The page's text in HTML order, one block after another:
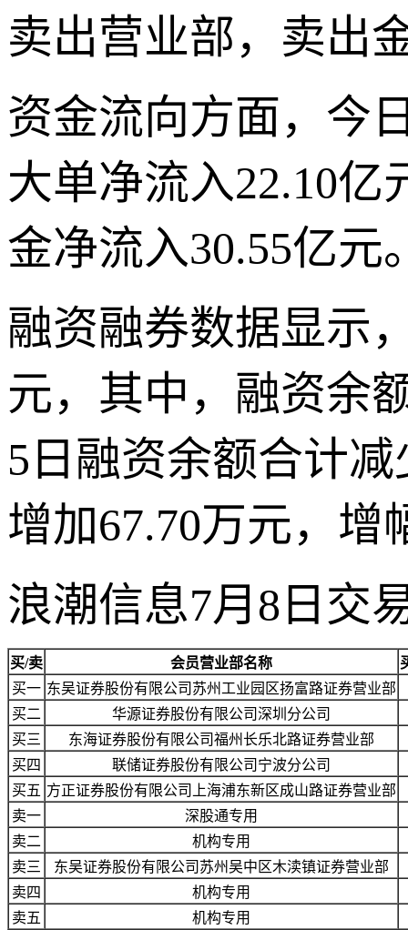
卖出营业部，卖出
资金流向方面，今
大单净流入22.10
金净流入30.55亿元
融资融券数据显示
元，其中，融资余
5日融资余额合计
增加67.70万元，增
浪潮信息7月8日交
买/卖 会员营业部名称
买一 东吴证券股份有限公司苏州工业园区扬富路证券营业部
买二
华源证券股份有限公司深圳分公司
买三
东海证券股份有限公司福州长乐北路证券营业部
买四
联储证券股份有限公司宁波分公司
买五 方正证券股份有限公司上海浦东新区成山路证券营业部
卖一
深股通专用
卖二
机构专用
卖三
东吴证券股份有限公司苏州吴中区木渎镇证券营业部
卖四
机构专用
卖五
机构专用